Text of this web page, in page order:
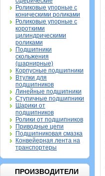
Роликовые упорные с
коническими роликами
Роликовые упорные с
короткими
цилиндрическими
роликами
Подшипники
скольжения
(шарнирные)
Корпусные подшипники
Втулки для
подшипников
Линейные подшипники
Ступичные подшипники
Шарики от
подшипников
Ролики от подшипников
Приводные цепи
Подшипниковая смазка
Конвейерная лента на
транспортеры
ПРОИЗВОДИТЕЛИ